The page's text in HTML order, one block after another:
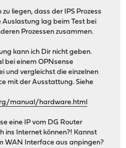
liegen, dass der IPS Prozess
Auslastung lag beim Test bei
Prozessen zusammen.
kann ich Dir nicht geben.
bei einem OPNsense
und vergleichst die einzelnen
mit der Ausstattung. Siehe
manual/hardware.html
eine IP vom DG Router
ins Internet können?! Kannst
WAN Interface aus anpingen?